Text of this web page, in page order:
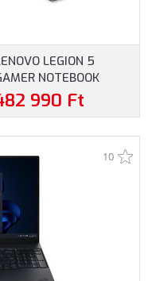
LEGION 5
NOTEBOOK
- 16.0"
WQXGA, INTEL CORE I5-
RTX 4050
MAGYAR
RENDSZER
3 ÉV GARANCIA,
SZÍNBEN
990 Ft
10